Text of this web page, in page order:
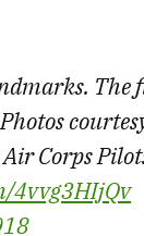
The
Corps
4vvg3HIjQv